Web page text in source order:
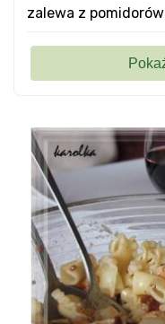
zalewa z pomidorów